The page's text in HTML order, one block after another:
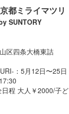
都ミライマツリ
SUNTORY
区四条大橋東詰
：5月12日〜25日
日程 大人￥2000/子